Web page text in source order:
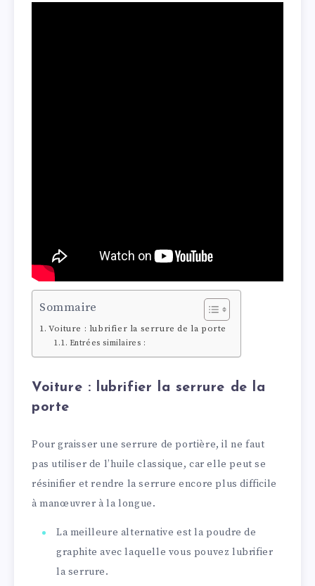
Sommaire
Voiture : lubrifier la serrure de la porte
Entrées similaires :
Voiture : lubrifier la serrure de la
porte
Pour graisser une serrure de portière, il ne faut
pas utiliser de l’huile classique, car elle peut se
résinifier et rendre la serrure encore plus difficile
à manœuvrer à la longue.
La meilleure alternative est la poudre de
graphite avec laquelle vous pouvez lubrifier
la serrure.